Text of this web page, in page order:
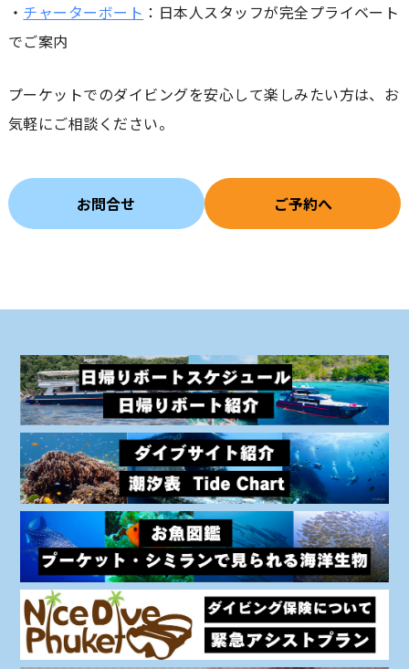
・ チャーターボート ：日本人スタッフが完全プライベート
でご案内
プーケットでのダイビングを安心して楽しみたい方は、お
気軽にご相談ください。
お問合せ ご予約へ